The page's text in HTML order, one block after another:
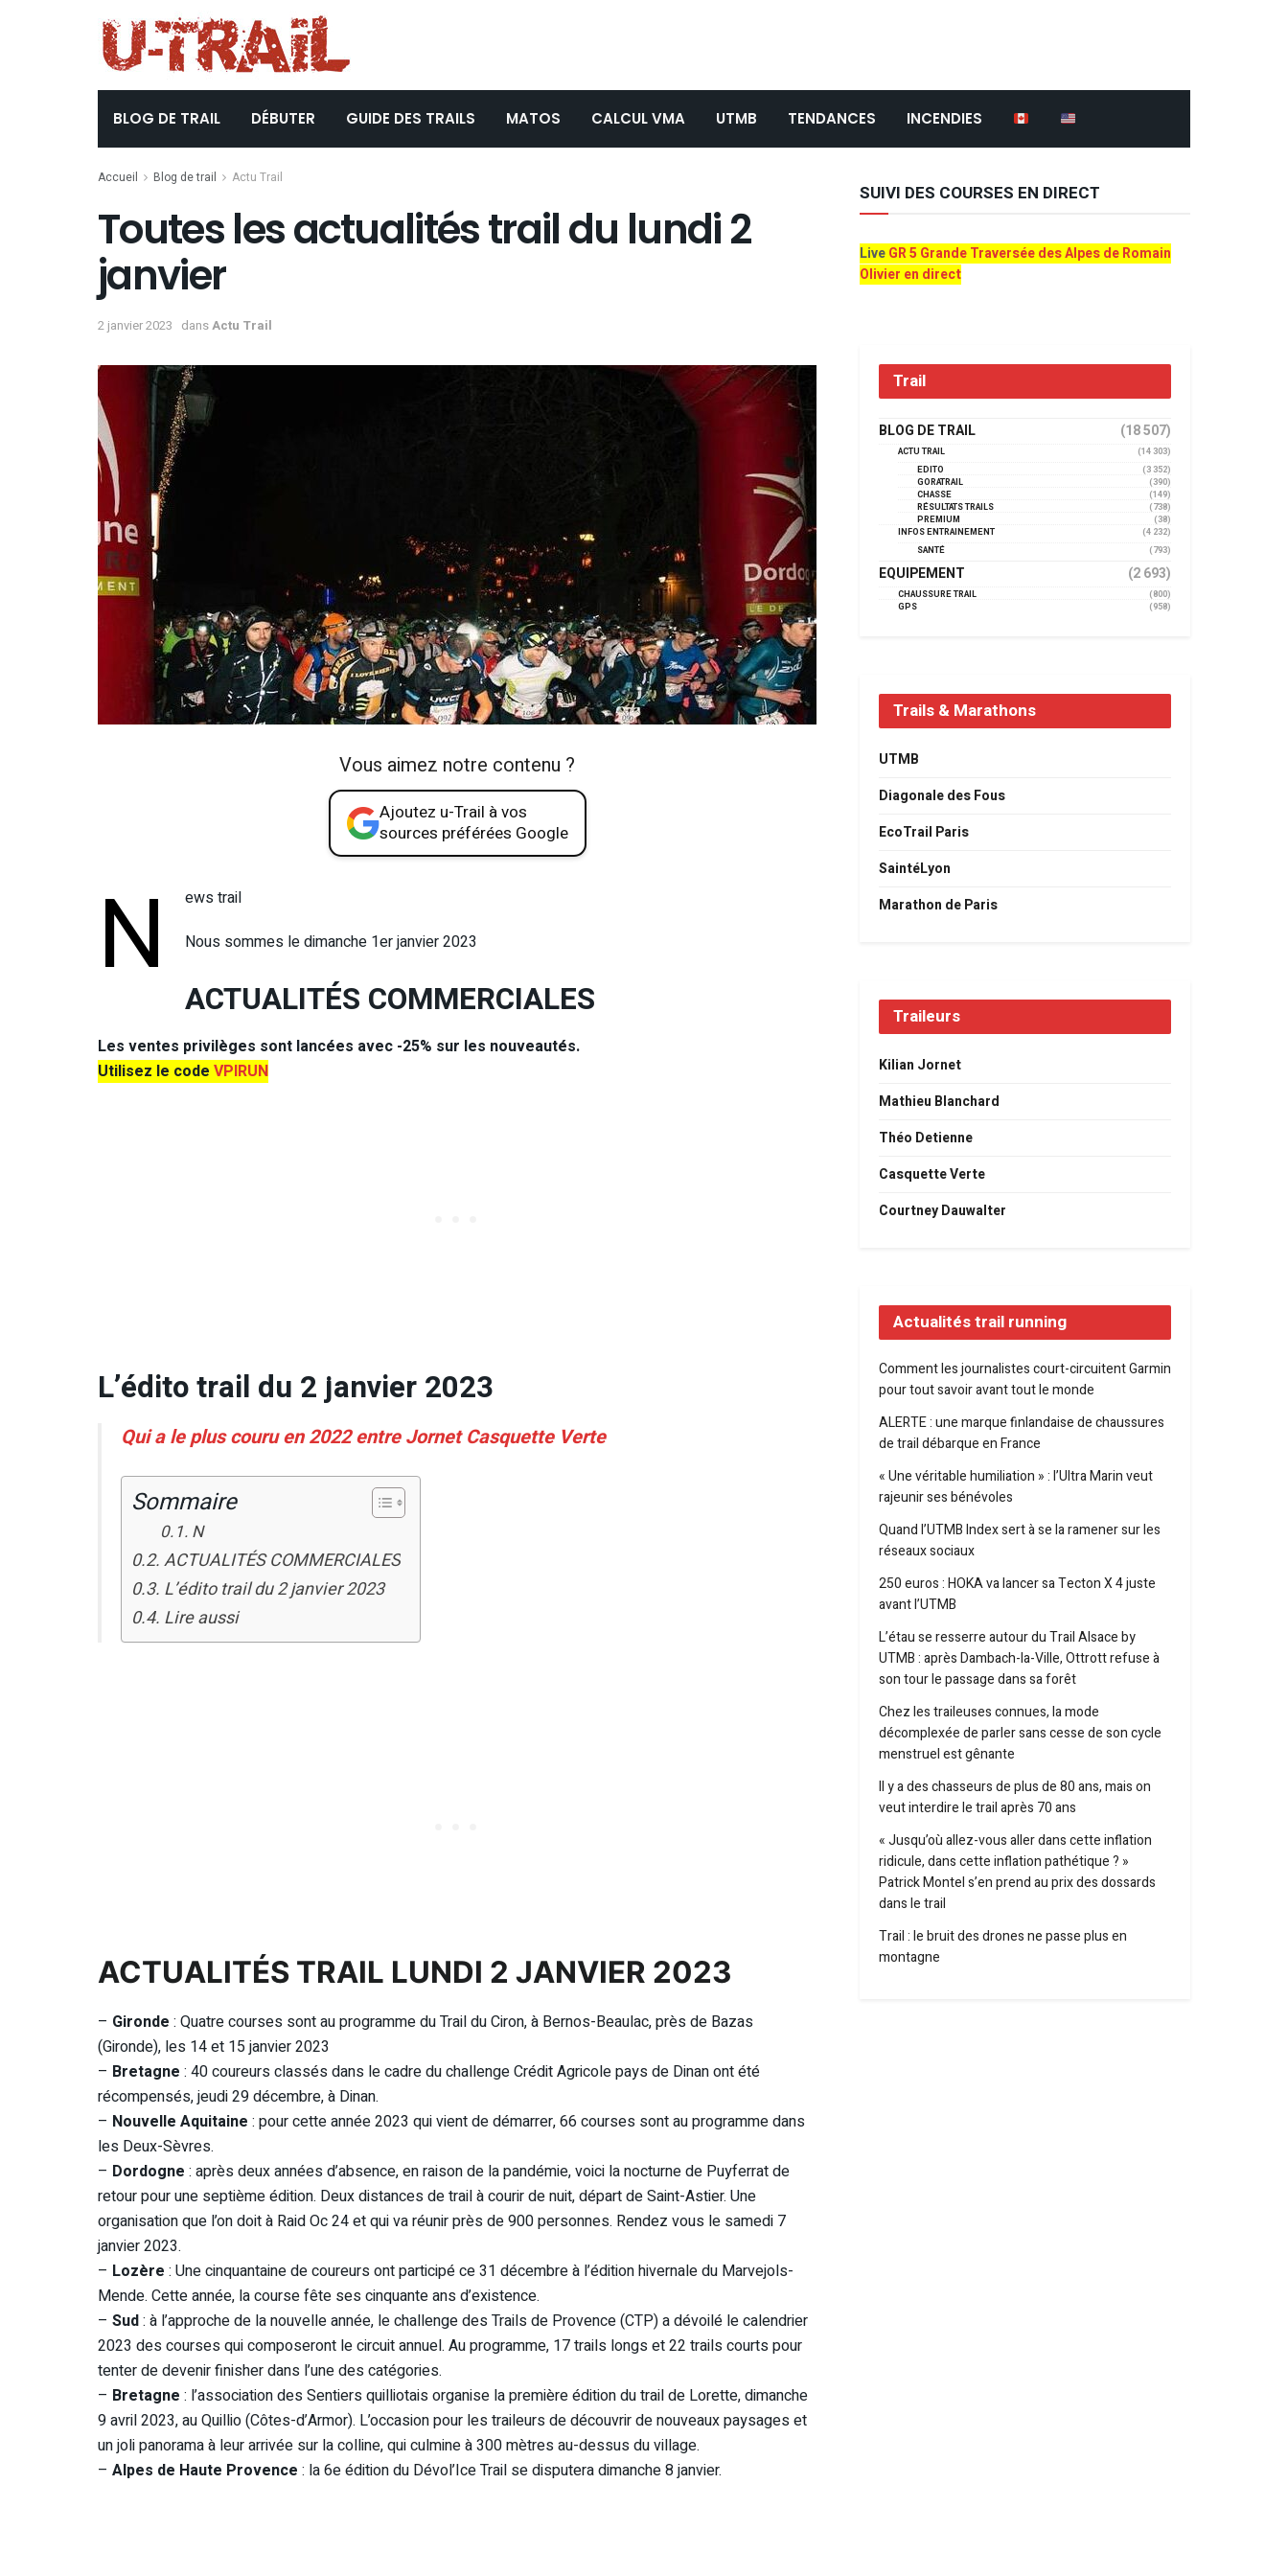
BLOG DE TRAIL DÉBUTER GUIDE DES TRAILS MATOS CALCUL VMA UTMB TENDANCES INCENDIES
Accueil Blog de trail Actu Trail
Toutes les actualités trail du lundi 2
janvier
2 janvier 2023 dansActu Trail
Vous aimez notre contenu ?
Ajoutez u-Trail à vos
sources préférées Google
N
ews trail
Nous sommes le dimanche 1er janvier 2023
ACTUALITÉS COMMERCIALES
Les ventes privilèges sont lancées avec -25% sur les nouveautés.
Utilisez le code VPIRUN
L’édito trail du 2 janvier 2023
Qui a le plus couru en 2022 entre Jornet Casquette Verte
Sommaire
N
ACTUALITÉS COMMERCIALES
L’édito trail du 2 janvier 2023
Lire aussi
ACTUALITÉS TRAIL LUNDI 2 JANVIER 2023
– Gironde : Quatre courses sont au programme du Trail du Ciron, à Bernos-Beaulac, près de Bazas
(Gironde), les 14 et 15 janvier 2023
– Bretagne : 40 coureurs classés dans le cadre du challenge Crédit Agricole pays de Dinan ont été
récompensés, jeudi 29 décembre, à Dinan.
– Nouvelle Aquitaine : pour cette année 2023 qui vient de démarrer, 66 courses sont au programme dans
les Deux-Sèvres.
– Dordogne : après deux années d’absence, en raison de la pandémie, voici la nocturne de Puyferrat de
retour pour une septième édition. Deux distances de trail à courir de nuit, départ de Saint-Astier. Une
organisation que l’on doit à Raid Oc 24 et qui va réunir près de 900 personnes. Rendez vous le samedi 7
janvier 2023.
– Lozère : Une cinquantaine de coureurs ont participé ce 31 décembre à l’édition hivernale du Marvejols-
Mende. Cette année, la course fête ses cinquante ans d’existence.
– Sud: à l’approche de la nouvelle année, le challenge des Trails de Provence (CTP) a dévoilé le calendrier
2023 des courses qui composeront le circuit annuel. Au programme, 17 trails longs et 22 trails courts pour
tenter de devenir finisher dans l’une des catégories.
– Bretagne : l’association des Sentiers quilliotais organise la première édition du trail de Lorette, dimanche
9 avril 2023, au Quillio (Côtes-d’Armor). L’occasion pour les traileurs de découvrir de nouveaux paysages et
un joli panorama à leur arrivée sur la colline, qui culmine à 300 mètres au-dessus du village.
– Alpes de Haute Provence : la 6e édition du Dévol’Ice Trail se disputera dimanche 8 janvier.
SUIVI DES COURSES EN DIRECT
LiveGR 5 Grande Traversée des Alpes de Romain
Olivier en direct
Trail
BLOG DE TRAIL (18 507)
ACTU TRAIL
(14 303)
EDITO
(3 352)
GORATRAIL
(390)
CHASSE
(149)
RÉSULTATS TRAILS
(738)
PREMIUM
(38)
INFOS ENTRAINEMENT
(4 232)
SANTÉ
(793)
EQUIPEMENT (2 693)
CHAUSSURE TRAIL
(800)
GPS
(958)
Trails & Marathons
UTMB
Diagonale des Fous
EcoTrail Paris
SaintéLyon
Marathon de Paris
Traileurs
Kilian Jornet
Mathieu Blanchard
Théo Detienne
Casquette Verte
Courtney Dauwalter
Actualités trail running
Comment les journalistes court-circuitent Garmin
pour tout savoir avant tout le monde
ALERTE : une marque finlandaise de chaussures
de trail débarque en France
« Une véritable humiliation » : l’Ultra Marin veut
rajeunir ses bénévoles
Quand l’UTMB Index sert à se la ramener sur les
réseaux sociaux
250 euros : HOKA va lancer sa Tecton X 4 juste
avant l’UTMB
L’étau se resserre autour du Trail Alsace by
UTMB : après Dambach-la-Ville, Ottrott refuse à
son tour le passage dans sa forêt
Chez les traileuses connues, la mode
décomplexée de parler sans cesse de son cycle
menstruel est gênante
Il y a des chasseurs de plus de 80 ans, mais on
veut interdire le trail après 70 ans
« Jusqu’où allez-vous aller dans cette inflation
ridicule, dans cette inflation pathétique ? »
Patrick Montel s’en prend au prix des dossards
dans le trail
Trail : le bruit des drones ne passe plus en
montagne